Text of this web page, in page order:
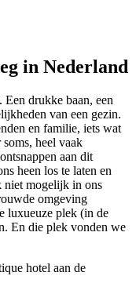
in Nederland
drukke baan, een
van een gezin.
en familie, iets wat
heel vaak
aan dit
heen los te laten en
niet mogelijk in ons
omgeving
luxueuze plek (in de
En die plek vonden we